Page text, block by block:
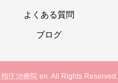
よくある質問
ブログ
圧治療院 en. All Rights Reserved.